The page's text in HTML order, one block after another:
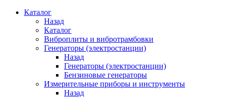
Каталог
Назад
Каталог
Виброплиты и вибротрамбовки
Генераторы (электростанции)
Назад
Генераторы (электростанции)
Бензиновые генераторы
Измерительные приборы и инструменты
Назад